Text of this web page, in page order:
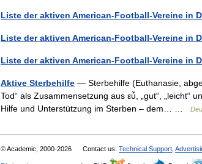
Liste der aktiven American-Football-Vereine in
Liste der aktiven American-Football-Vereine in
Liste der aktiven American-Football-Vereine in
Aktive Sterbehilfe — Sterbehilfe (Euthanasie,
Tod“ als Zusammensetzung aus εὖ, „gut“, „leicht“
Hilfe und Unterstützung im Sterben – dem… …
© Academic, 2000-2026 Contact us: Technical Support